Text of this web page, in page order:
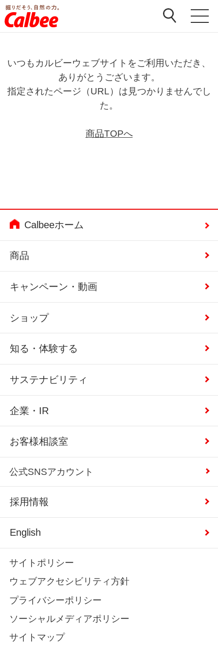
いつもカルビーウェブサイトをご利用いただき、
ありがとうございます。
指定されたページ（URL）は見つかりませんでし
た。
商品TOPへ
Calbeeホーム
商品
キャンペーン・動画
ショップ
知る・体験する
サステナビリティ
企業・IR
お客様相談室
公式SNSアカウント
採用情報
English
サイトポリシー
ウェブアクセシビリティ方針
プライバシーポリシー
ソーシャルメディアポリシー
サイトマップ